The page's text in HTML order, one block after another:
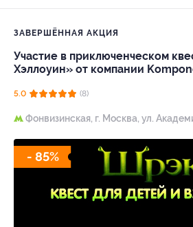
ЗАВЕРШЁННАЯ АКЦИЯ
Участие в приключенческом
Хэллоуин» от компании
5.0 (8)
Фонвизинская, г. Москва, ул.
- 85%